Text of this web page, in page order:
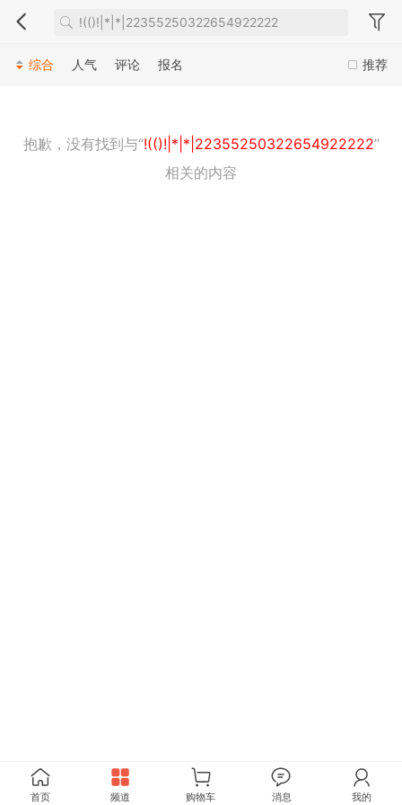
推荐
综合 人气 评论 报名
抱歉，没有找到与“!(()!|*|*|22355250322654922222”
相关的内容
首页 频道 购物车 消息 我的